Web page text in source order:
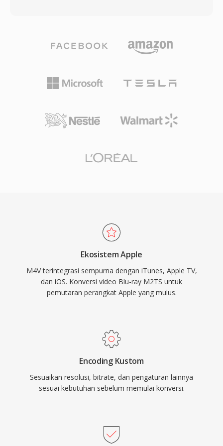
Master Audio, dan LPCM untuk suara surround
lossless. Kontainer ini juga digunakan oleh
definisi tinggi, menjadikannya umum baik
maupun produksi video. File M2TS menyimpan
penanda bab, stream subtitle, dan data menu
sinkronisasi yang andal dan dukungan untuk
mendukung MP4, karena struktur kontainer
Format ini biasanya berisi video H.264 dan
audio AAC, mendukung resolusi hingga 4K dan
metadata untuk judul, artwork, dan rating.
generik, terutama agar pembelian yang
bekerja dengan lancar di sebagian besar
pemutar media utama di semua platform.
Format ini mendapatkan daya tarik yang
signifikan ketika iTunes Store menjadi platform
dominan untuk membeli dan menyewa film
serta acara TV digital. Kompatibilitas dengan
dapat diproses oleh hampir semua alat
Ekosistem Apple
M4V terintegrasi sempurna dengan iTunes, Apple TV,
dan iOS. Konversi video Blu-ray M2TS untuk
pemutaran perangkat Apple yang mulus.
Encoding Kustom
Sesuaikan resolusi, bitrate, dan pengaturan lainnya
sesuai kebutuhan sebelum memulai konversi.